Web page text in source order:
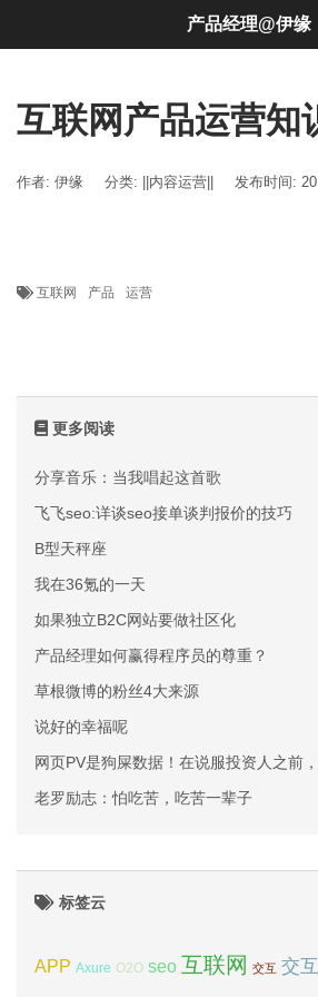
互联网产品运营知
作者: 伊缘 分类: ||内容运营|| 发布时间:
互联网 产品 运营
更多阅读
分享音乐：当我唱起这首歌
飞飞seo:详谈seo接单谈判报价的技巧
B型天秤座
我在36氪的一天
如果独立B2C网站要做社区化
产品经理如何赢得程序员的尊重？
草根微博的粉丝4大来源
说好的幸福呢
网页PV是狗屎数据！在说服投资人之前
老罗励志：怕吃苦，吃苦一辈子
标签云
APP Axure O2O seo 互联网 交互 交
产品经理@伊缘